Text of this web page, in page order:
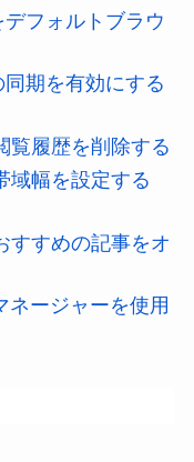
フォルトブラウ
期を有効にする
覧履歴を削除する
域幅を設定する
すすめの記事をオ
ネージャーを使用